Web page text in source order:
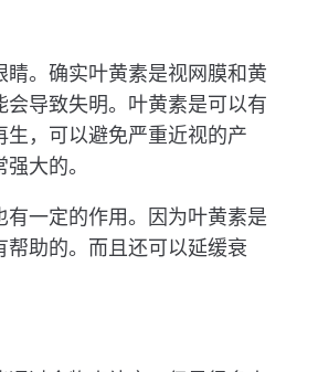
睛。确实叶黄素是视网膜和黄
导致失明。叶黄素是可以有
，可以避免严重近视的产
大的。
一定的作用。因为叶黄素是
助的。而且还可以延缓衰